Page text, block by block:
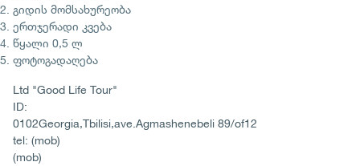
გიდის მომსახურეობა
ერთჯერადი კვება
წყალი 0,5 ლ
ფოტოგადაღება
Ltd "Good Life Tour"
ID:
0102Georgia,Tbilisi,ave.Agmashenebeli 89/of12
tel: (mob)
(mob)